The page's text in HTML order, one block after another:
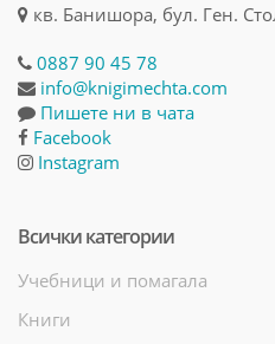
кв. Банишора, бул. Ген.
0887 90 45 78
info@knigimechta.com
Пишете ни в чата
Facebook
Instagram
Всички категории
Учебници и помагала
Книги